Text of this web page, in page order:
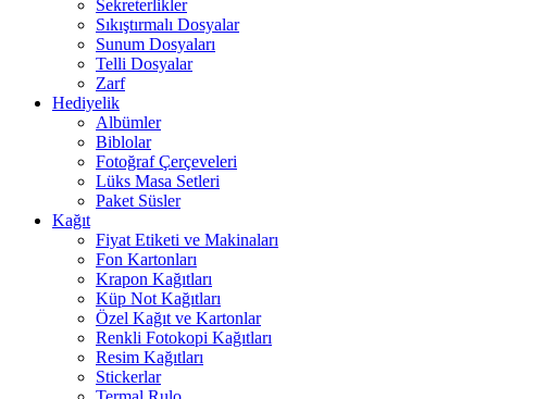
Sekreterlikler
Sıkıştırmalı Dosyalar
Sunum Dosyaları
Telli Dosyalar
Zarf
Hediyelik
Albümler
Biblolar
Fotoğraf Çerçeveleri
Lüks Masa Setleri
Paket Süsler
Kağıt
Fiyat Etiketi ve Makinaları
Fon Kartonları
Krapon Kağıtları
Küp Not Kağıtları
Özel Kağıt ve Kartonlar
Renkli Fotokopi Kağıtları
Resim Kağıtları
Stickerlar